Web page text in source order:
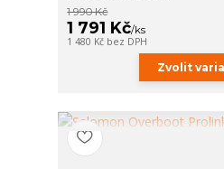
1 990 Kč
1 791 Kč/ks
1 480 Kč bez DPH
Zvolit